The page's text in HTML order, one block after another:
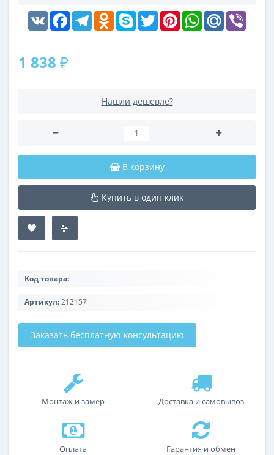
VK FacebookTelegramOdnoklassniki
Skype Twitter PinterestWhatsAppMail.Ru
1 838 ₽
Нашли дешевле?
В корзину
Купить в один клик
Код товара:
Артикул:212157
Заказать бесплатную консультацию
Монтаж и замер Доставка и самовывоз
Оплата Гарантия и обмен